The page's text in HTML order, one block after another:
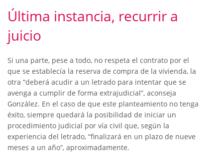
Última instancia, recurrir a
juicio
Si una parte, pese a todo, no respeta el contrato por el
que se establecía la reserva de compra de la vivienda, la
otra “deberá acudir a un letrado para intentar que se
avenga a cumplir de forma extrajudicial”, aconseja
González. En el caso de que este planteamiento no tenga
éxito, siempre quedará la posibilidad de iniciar un
procedimiento judicial por vía civil que, según la
experiencia del letrado, “finalizará en un plazo de nueve
meses a un año”, aproximadamente.